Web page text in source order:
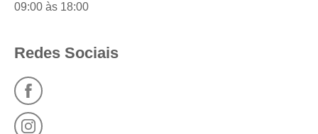
09:00 às 18:00
Redes Sociais